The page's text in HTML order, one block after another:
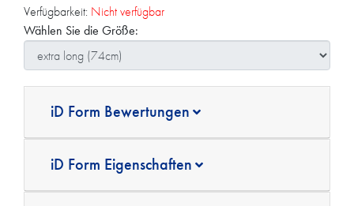
Verfügbarkeit: Nicht verfügbar
Wählen Sie die Größe:
iD Form Bewertungen
iD Form Eigenschaften